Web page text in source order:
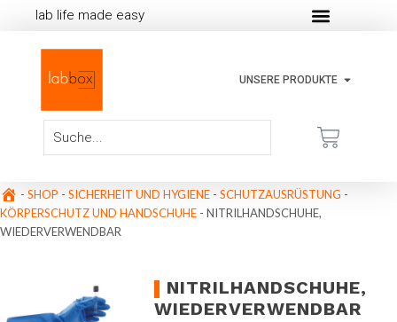
lab life made easy
UNSERE PRODUKTE
- SHOP - SICHERHEIT UND HYGIENE - SCHUTZAUSRÜSTUNG -
KÖRPERSCHUTZ UND HANDSCHUHE - NITRILHANDSCHUHE,
WIEDERVERWENDBAR
NITRILHANDSCHUHE,
WIEDERVERWENDBAR